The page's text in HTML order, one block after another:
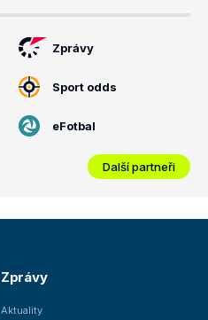
Zprávy
Sport odds
eFotbal
Další partneři
Zprávy
Aktuality